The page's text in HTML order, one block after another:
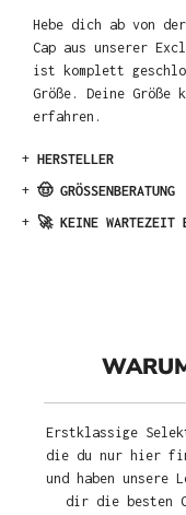
Hebe dich ab von
Cap aus unserer
ist komplett
Größe. Deine Größe
erfahren.
+ HERSTELLER
+ 🤠 GRÖSSENBERATUNG
+ 🚀 KEINE WARTEZEIT
Erstklassige
die du nur hier
und haben unsere
dir die besten